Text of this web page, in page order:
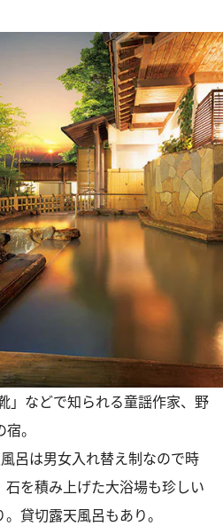
」などで知られる童謡作家、野
。
呂は男女入れ替え制なので時
を積み上げた大浴場も珍しい
貸切露天風呂もあり。